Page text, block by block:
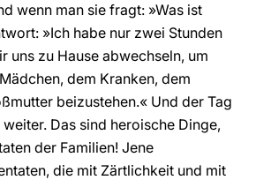
wenn man sie fragt: »Was ist
»Ich habe nur zwei Stunden
uns zu Hause abwechseln, um
dem Kranken, dem
beizustehen.« Und der Tag
Das sind heroische Dinge,
der Familien! Jene
die mit Zärtlichkeit und mit